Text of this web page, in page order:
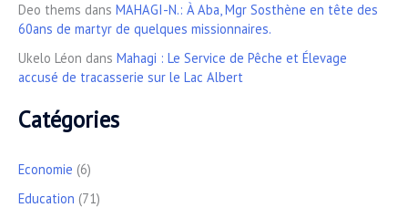
Deo thems dans MAHAGI-N.: À Aba, Mgr Sosthène en tête des
60ans de martyr de quelques missionnaires.
Ukelo Léon dans Mahagi : Le Service de Pêche et Élevage
accusé de tracasserie sur le Lac Albert
Catégories
Economie (6)
Education (71)